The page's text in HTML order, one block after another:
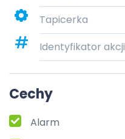
Tapicerka
Identyfikator akcji
Cechy
Alarm